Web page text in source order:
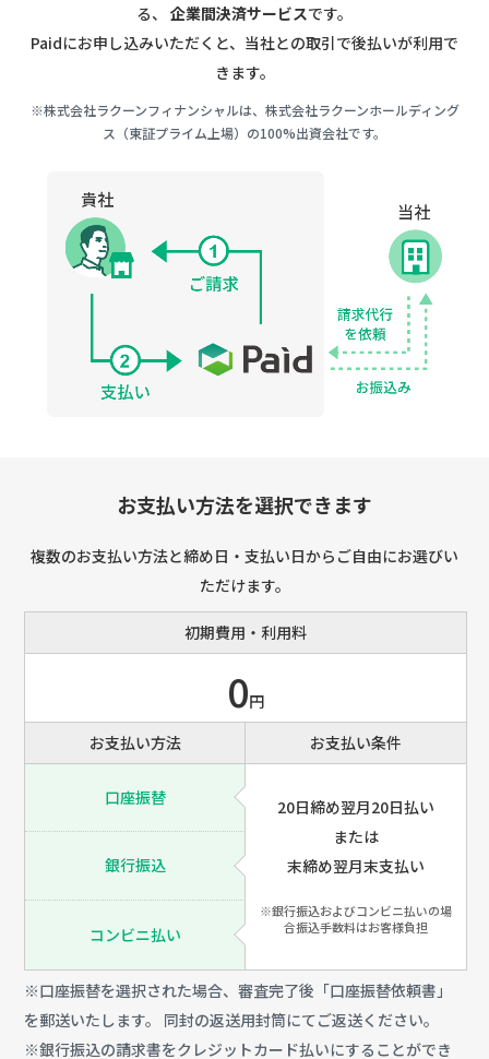
る、 企業間決済サービスです。
Paidにお申し込みいただくと、当社との取引で後払いが利用で
きます。
※株式会社ラクーンフィナンシャルは、株式会社ラクーンホールディング
ス（東証プライム上場）の100%出資会社です。
お支払い方法を選択できます
複数のお支払い方法と締め日・支払い日からご自由にお選びい
ただけます。
初期費用・利用料
お支払い方法 お支払い条件
0円
口座振替
銀行振込
コンビニ払い
20日締め翌月20日払い
または
末締め翌月末支払い
※銀行振込およびコンビニ払いの場
合振込手数料はお客様負担
※口座振替を選択された場合、審査完了後「口座振替依頼書」
を郵送いたします。 同封の返送用封筒にてご返送ください。
※銀行振込の請求書をクレジットカード払いにすることができ